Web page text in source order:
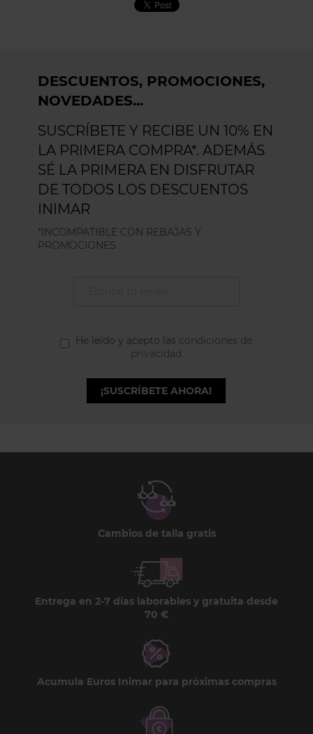
DESCUENTOS, PROMOCIONES,
NOVEDADES...
SUSCRÍBETE Y RECIBE UN 10% EN
LA PRIMERA COMPRA*. ADEMÁS
SÉ LA PRIMERA EN DISFRUTAR
DE TODOS LOS DESCUENTOS
INIMAR
*INCOMPATIBLE CON REBAJAS Y
PROMOCIONES
He leído y acepto las condiciones de
privacidad
¡SUSCRÍBETE AHORA!
Cambios de talla gratis
Entrega en 2-7 días laborables y gratuita desde
70 €
Acumula Euros Inimar para próximas compras